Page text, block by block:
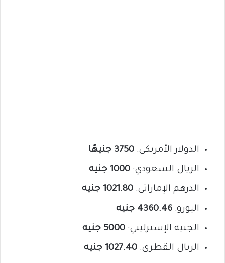
الدولار الأمريكي: 3750 جنيهًا
الريال السعودي: 1000 جنيه
الدرهم الإماراتي: 1021.80 جنيه
اليورو: 4360.46 جنيه
الجنيه الإسترليني: 5000 جنيه
الريال القطري: 1027.40 جنيه